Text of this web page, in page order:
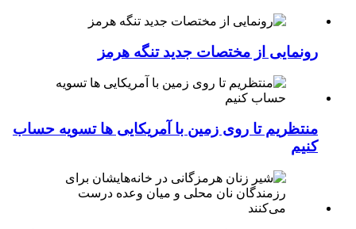
رونمایی از مختصات جدید تنگه هرمز
منتظریم تا روی زمین با آمریکایی ها تسویه حساب
کنیم